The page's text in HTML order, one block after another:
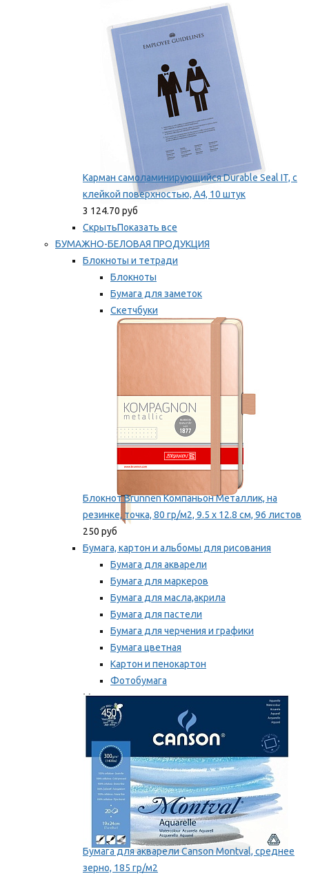
Таблички для маркировки
Мы рекомендуем
Карман самоламинирующийся Durable Seal IT, с
клейкой поверхностью, A4, 10 штук
3 124.70 руб
СкрытьПоказать все
БУМАЖНО-БЕЛОВАЯ ПРОДУКЦИЯ
Блокноты и тетради
Блокноты
Бумага для заметок
Скетчбуки
Тетради
Блокнот Brunnen Компаньон Металлик, на
резинке, точка, 80 гр/м2, 9.5 х 12.8 см, 96 листов
250 руб
Бумага, картон и альбомы для рисования
Бумага для акварели
Бумага для маркеров
Бумага для масла,акрила
Бумага для пастели
Бумага для черчения и графики
Бумага цветная
Картон и пенокартон
Фотобумага
Мы рекомендуем
Бумага для акварели Canson Montval, среднее
зерно, 185 гр/м2